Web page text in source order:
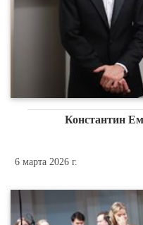
Константин
6 марта 2026 г.